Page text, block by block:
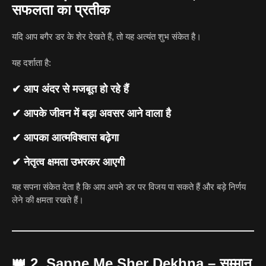
सफलता का प्रतीक
यदि आप बगैर डर के शेर देखते हैं, तो यह अत्यंत शुभ संकेत है।
यह दर्शाता है:
✔ आप अंदर से मजबूत हो रहे हैं
✔ आपके जीवन में बड़ा अवसर आने वाला है
✔ आपका आत्मविश्वास बढ़ेगा
✔ नेतृत्व क्षमता उभरकर आएगी
यह सपना संकेत देता है कि आप अपने डर पर विजय पा सकते हैं और बड़े निर्णय
लेने की क्षमता रखते हैं।